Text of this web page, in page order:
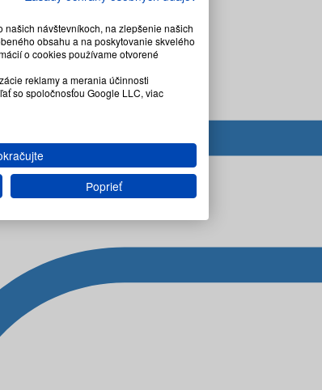
návštevníkoch, na zlepšenie našich
obsahu a na poskytovanie skvelého
o cookies používame otvorené
reklamy a merania účinnosti
so spoločnosťou Google LLC, viac
Poprieť